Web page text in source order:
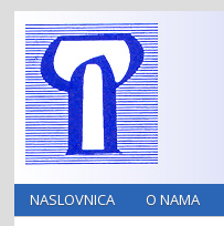
NASLOVNICA O NAMA